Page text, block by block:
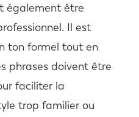
également être
Il est
ton formel tout en
phrases doivent être
faciliter la
trop familier ou